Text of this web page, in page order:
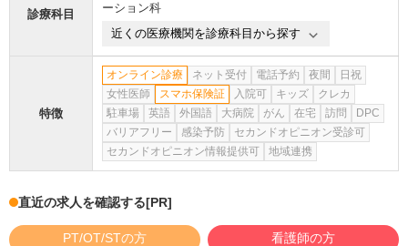
診療科目
ーション科
近くの医療機関を診療科目から探す
特徴
オンライン診療 ネット受付 電話予約 夜間
日祝
女性医師
スマホ保険証 入院可 キッズ
クレカ
駐車場
英語 外国語 大病院 がん 在宅 訪問
DPC
バリアフリー
感染予防
セカンドオピニオン受診可
セカンドオピニオン情報提供可
地域連携
直近の求人を確認する[PR]
PT/OT/STの方 看護師の方